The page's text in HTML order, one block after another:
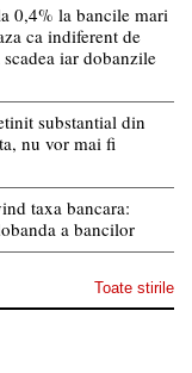
0,4% la bancile mari
ca indiferent de
iar dobanzile
substantial din
nu vor mai fi
taxa bancara:
a bancilor
Toate stirile